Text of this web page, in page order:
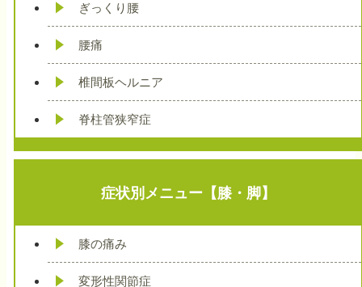
ぎっくり腰
腰痛
椎間板ヘルニア
脊柱管狭窄症
症状別メニュー【膝・脚】
膝の痛み
変形性関節症